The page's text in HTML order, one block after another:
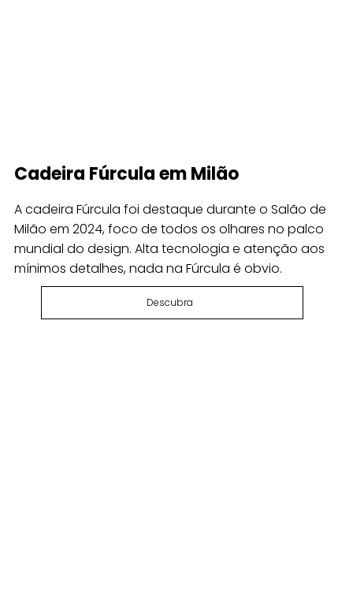
Cadeira Fúrcula em Milão
A cadeira Fúrcula foi destaque durante o Salão de
Milão em 2024, foco de todos os olhares no palco
mundial do design. Alta tecnologia e atenção aos
mínimos detalhes, nada na Fúrcula é obvio.
Descubra